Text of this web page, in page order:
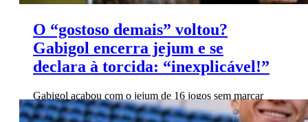
O “gostoso demais” voltou?
Gabigol encerra jejum e se
declara à torcida: “inexplicável!”
Gabigol acabou com o jejum de 16 jogos sem marcar
no Flamengo, declarando amor à torcida. Rolou até